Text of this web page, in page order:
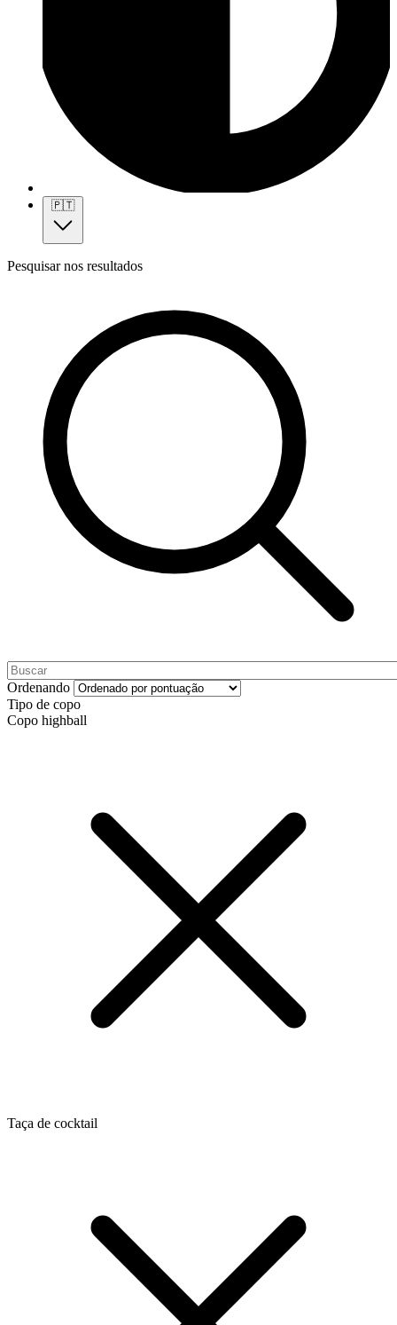
🇵🇹
Pesquisar nos resultados
Ordenando
Tipo de copo
Copo highball
Taça de cocktail